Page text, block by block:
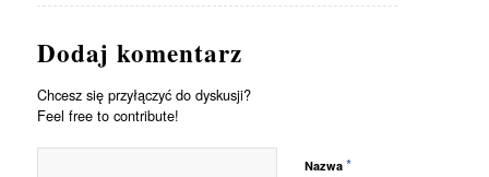
Dodaj komentarz
Chcesz się przyłączyć do dyskusji?
Feel free to contribute!
Nazwa *